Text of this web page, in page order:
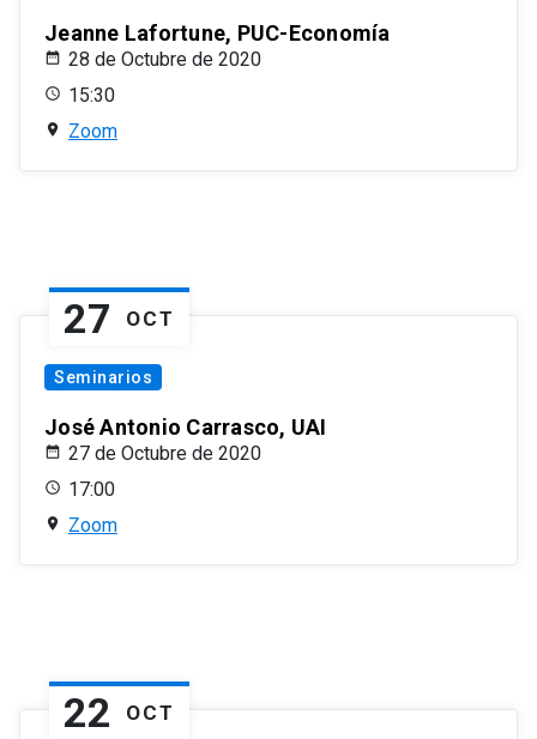
Jeanne Lafortune, PUC-Economía
28 de Octubre de 2020
15:30
Zoom
27 OCT
Seminarios
José Antonio Carrasco, UAI
27 de Octubre de 2020
17:00
Zoom
22 OCT